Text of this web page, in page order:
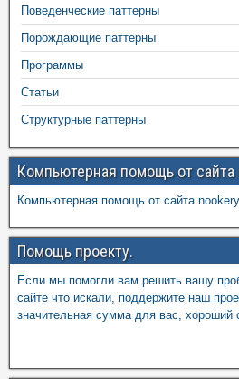
Поведенческие паттерны
Порождающие паттерны
Программы
Статьи
Структурные паттерны
Компьютерная помощь от сайта
Компьютерная помощь от сайта
Помощь проекту.
Если мы помогли вам решить вашу
сайте что искали, поддержите наш
значительная сумма для вас, хороший